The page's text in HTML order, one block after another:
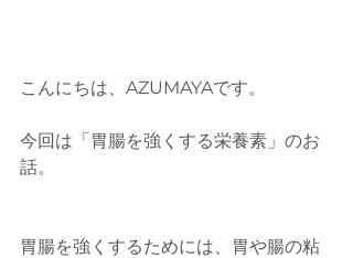
こんにちは、AZUMAYAです。
今回は「胃腸を強くする栄養素」のお
話。
胃腸を強くするためには、胃や腸の粘